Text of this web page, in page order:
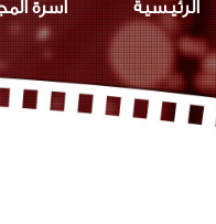
الرئيسية أسرة